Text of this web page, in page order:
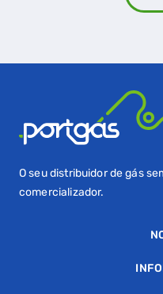
O seu distribuidor de gás
comercializador.